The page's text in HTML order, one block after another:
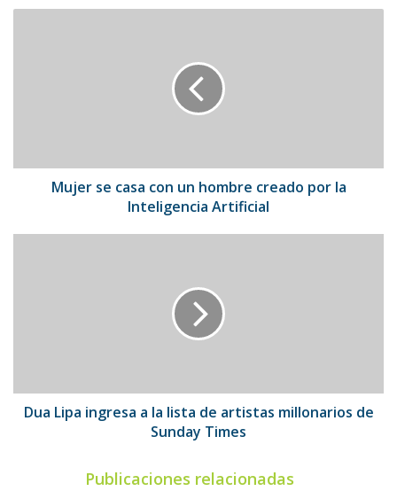
la
InteligenciaMujer se casa con un hombre creado por la
Inteligencia Artificial
millonarios
deDua Lipa ingresa a la lista de artistas millonarios de
Sunday Times
Publicaciones relacionadas